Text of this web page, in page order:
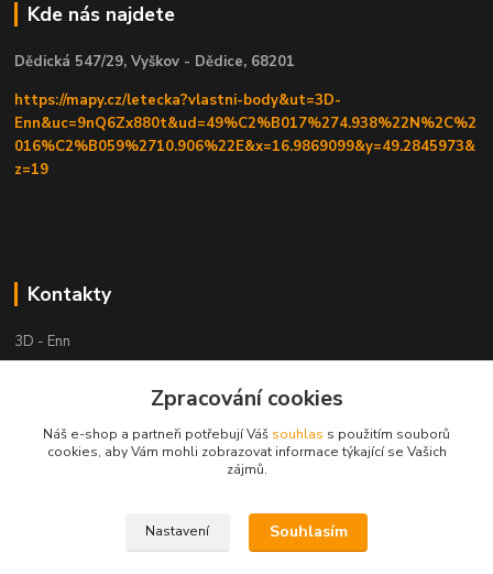
Kde nás najdete
Dědická 547/29, Vyškov - Dědice, 68201
https://mapy.cz/letecka?vlastni-body&ut=3D-
Enn&uc=9nQ6Zx880t&ud=49%C2%B017%274.938%22N%2C%2
016%C2%B059%2710.906%22E&x=16.9869099&y=49.2845973&
z=19
Kontakty
3D - Enn
+420 605525911
tisk-3d@seznam.cz
Zpracování cookies
Náš e-shop a partneři potřebují Váš souhlas s použitím souborů
cookies, aby Vám mohli zobrazovat informace týkající se Vašich
zájmů.
Nastavení Souhlasím